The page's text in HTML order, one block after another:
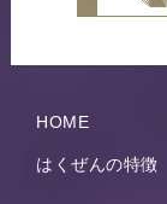
HOME
はくぜんの特徴